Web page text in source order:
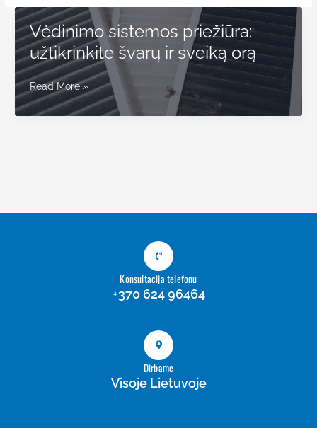
Vėdinimo sistemos priežiūra:
užtikrinkite švarų ir sveiką orą
Vėdinimo
sistemos
priežiūra:
Read More »
Konsultacija telefonu
+370 624 96464
Dirbame
Visoje Lietuvoje